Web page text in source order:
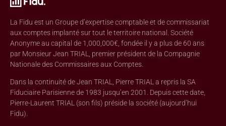
La Fidu est un Groupe d’expertise comptable et de commissariat
aux comptes implanté sur tout le territoire national. Société
Anonyme au capital de 1,000,000€, fondée il y a plus de 60 ans
par Monsieur Jean TRIAL, premier président de la Compagnie
Nationale des Commissaires aux Comptes.
Dans la continuité de Jean TRIAL, Pierre TRIAL a repris la SA
Fiduciaire Parisienne de 1983 jusqu’en 2001. Depuis cette date,
Pierre-Laurent TRIAL (son fils) préside la société (aujourd’hui
Fidu).